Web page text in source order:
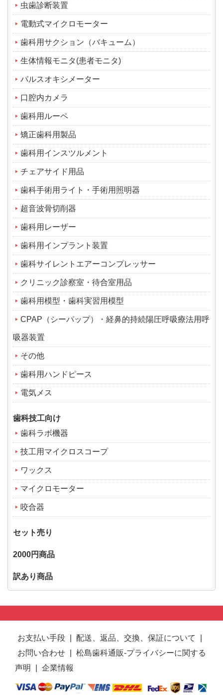
虫歯診断装置
電動式マイクロモーター
歯科用サクション（バキューム）
生体情報モニタ(患者モニタ)
パルスオキシメーター
口腔内カメラ
歯科用ルーペ
矯正歯科用製品
歯科用インスツルメント
チェアサイド用品
歯科手術用ライト・手術用照明器
超音波骨切削器
歯科用レーザー
歯科用インプラント装置
歯科サイレントエアーコンプレッサー
クリニック診察室・待合室用品
歯科用模型・歯科実習用模型
CPAP（シーパップ）・経鼻的持続陽圧呼吸療法用呼
吸器装置
その他
歯科用ハンドピース
電気メス
歯科技工向け
歯科ラボ機器
技工用マイクロスコープ
ワックス
マイクロモーター
咬合器
セット売り
2000円商品
訳あり商品
お支払い手段 配送、返品、交換、保証について
お問い合わせ
松島歯科通販-プライバシーに関する
声明
企業情報